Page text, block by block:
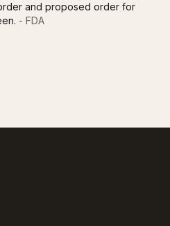
and proposed order for
- FDA